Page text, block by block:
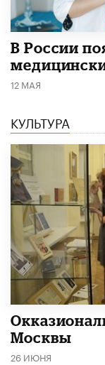
В России
12 МАЯ
КУЛЬТУРА
Москвы
26 ИЮНЯ